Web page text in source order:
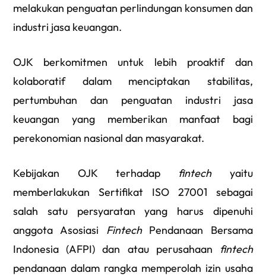
melakukan penguatan perlindungan konsumen dan
industri jasa keuangan.
OJK berkomitmen untuk lebih proaktif dan
kolaboratif dalam menciptakan stabilitas,
pertumbuhan dan penguatan industri jasa
keuangan yang memberikan manfaat bagi
perekonomian nasional dan masyarakat.
Kebijakan OJK terhadap fintechyaitu
memberlakukan Sertifikat ISO 27001 sebagai
salah satu persyaratan yang harus dipenuhi
anggota Asosiasi FintechPendanaan Bersama
Indonesia (AFPI) dan atau perusahaan fintech
pendanaan dalam rangka memperolah izin usaha